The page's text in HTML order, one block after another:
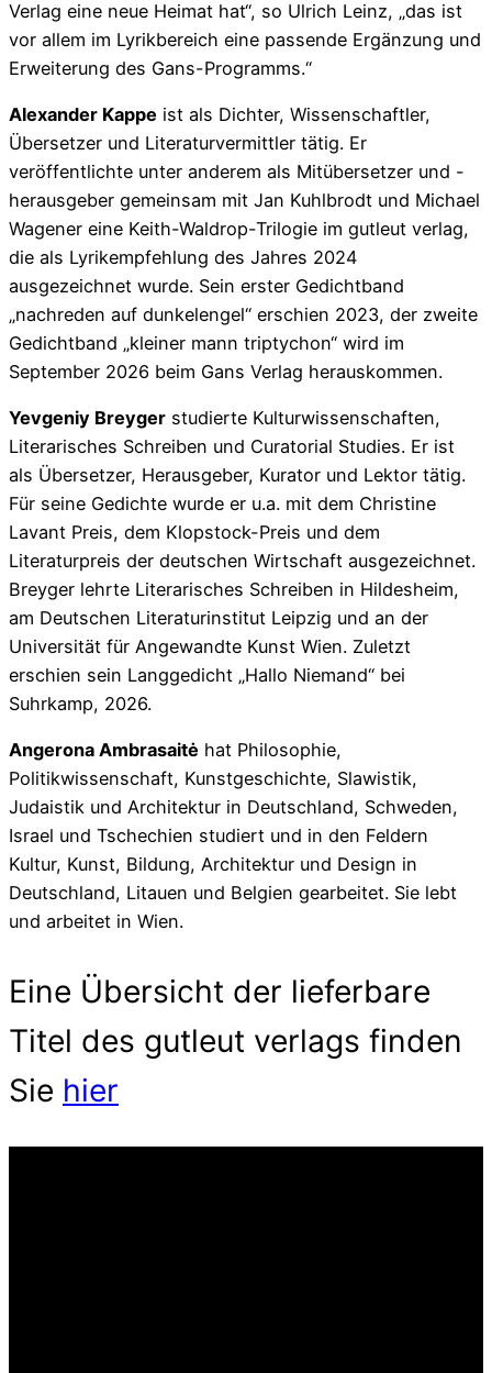
Verlag eine neue Heimat hat“, so Ulrich Leinz, „das ist
vor allem im Lyrikbereich eine passende Ergänzung und
Erweiterung des Gans-Programms.“
Alexander Kappe ist als Dichter, Wissenschaftler,
Übersetzer und Literaturvermittler tätig. Er
veröffentlichte unter anderem als Mitübersetzer und -
herausgeber gemeinsam mit Jan Kuhlbrodt und Michael
Wagener eine Keith-Waldrop-Trilogie im gutleut verlag,
die als Lyrikempfehlung des Jahres 2024
ausgezeichnet wurde. Sein erster Gedichtband
„nachreden auf dunkelengel“ erschien 2023, der zweite
Gedichtband „kleiner mann triptychon“ wird im
September 2026 beim Gans Verlag herauskommen.
Yevgeniy Breyger studierte Kulturwissenschaften,
Literarisches Schreiben und Curatorial Studies. Er ist
als Übersetzer, Herausgeber, Kurator und Lektor tätig.
Für seine Gedichte wurde er u.a. mit dem Christine
Lavant Preis, dem Klopstock-Preis und dem
Literaturpreis der deutschen Wirtschaft ausgezeichnet.
Breyger lehrte Literarisches Schreiben in Hildesheim,
am Deutschen Literaturinstitut Leipzig und an der
Universität für Angewandte Kunst Wien. Zuletzt
erschien sein Langgedicht „Hallo Niemand“ bei
Suhrkamp, 2026.
Angerona Ambrasaitė hat Philosophie,
Politikwissenschaft, Kunstgeschichte, Slawistik,
Judaistik und Architektur in Deutschland, Schweden,
Israel und Tschechien studiert und in den Feldern
Kultur, Kunst, Bildung, Architektur und Design in
Deutschland, Litauen und Belgien gearbeitet. Sie lebt
und arbeitet in Wien.
Eine Übersicht der lieferbare
Titel des gutleut verlags finden
Sie hier